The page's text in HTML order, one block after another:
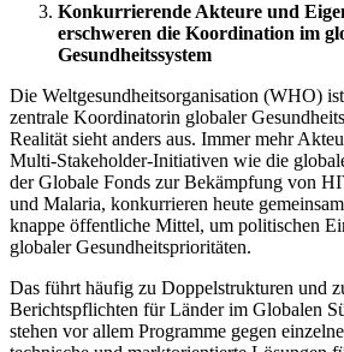
Konkurrierende Akteure und
erschweren die Koordination im
Gesundheitssystem
Die Weltgesundheitsorganisation (WHO)
zentrale Koordinatorin globaler
Realität sieht anders aus. Immer mehr
Multi-Stakeholder-Initiativen wie die
der Globale Fonds zur Bekämpfung von
und Malaria, konkurrieren heute
knappe öffentliche Mittel, um politischen
globaler Gesundheitsprioritäten.
Das führt häufig zu Doppelstrukturen und
Berichtspflichten für Länder im Globalen
stehen vor allem Programme gegen